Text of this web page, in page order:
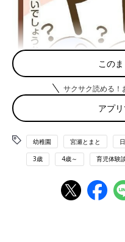
この
サクサク読める！
アプ
幼稚園 宮瀬とまと
3歳 4歳～ 育児体験